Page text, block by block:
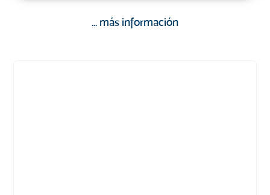
... más información